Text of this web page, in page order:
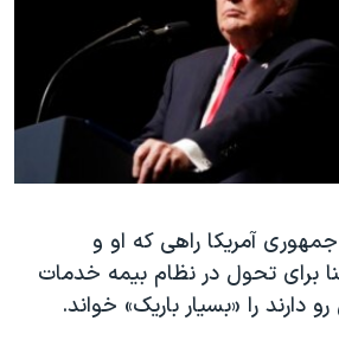
۲۰۲۴
آزادی
آمریکا راهی که او و
برای تحول در نظام بیمه‌ خدمات
دارند را «بسیار باریک» خواند.